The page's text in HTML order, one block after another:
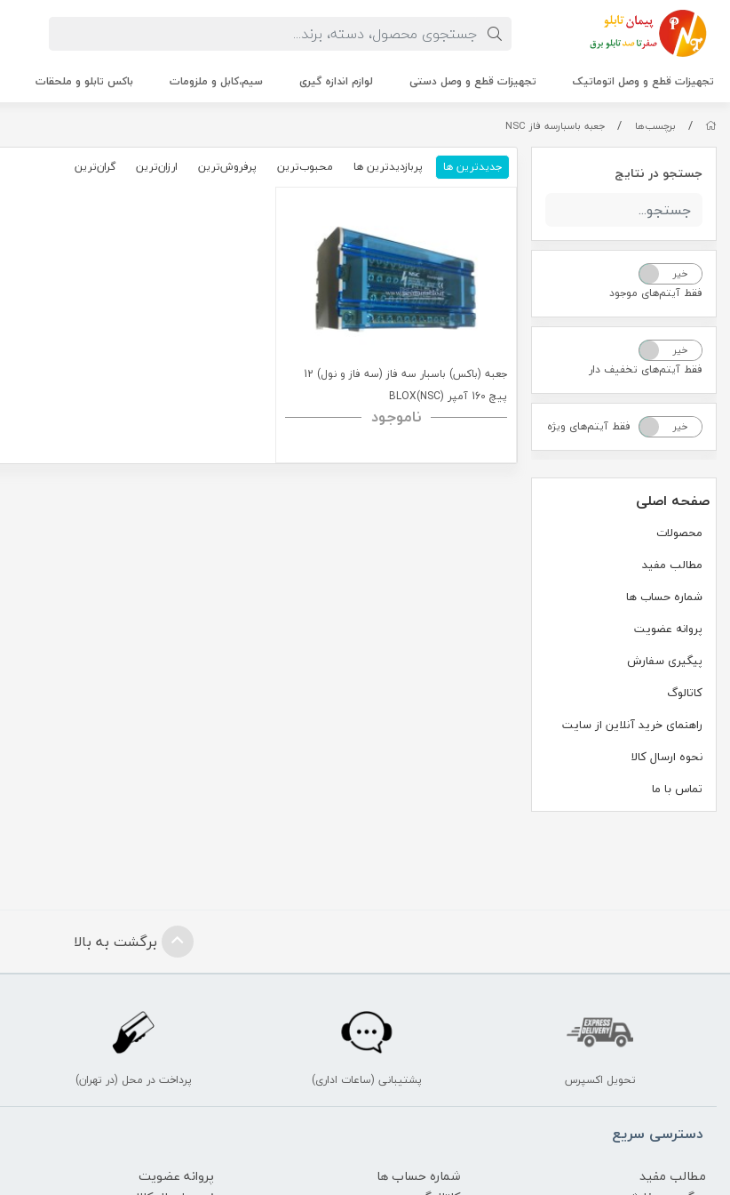
تجهیزات قطع و وصل اتوماتیک تجهیزات قطع و وصل دستی لوازم اندازه گیری سیم،کابل و ملزومات باکس تابلو و ملحقات
/ برچسب‌ها / جعبه باسبارسه فاز NSC
جستجو در نتایج
خیر
فقط آیتم‌های موجود
خیر
فقط آیتم‌های تخفیف دار
بله خیر فقط آیتم‌های ویژه
صفحه اصلی
محصولات
مطالب مفید
شماره حساب ها
پروانه عضویت
پیگیری سفارش
کاتالوگ
راهنمای خرید آنلاین از سایت
نحوه ارسال کالا
تماس با ما
جدیدترین ها پربازدیدترین ها محبوب‌‌ترین پرفروش‌ترین ارزان‌ترین گران‌ترین
جعبه (باکس) باسبار سه فاز (سه فاز و نول) 12
پیچ 160 آمپر BLOX(NSC)
ناموجود
برگشت به بالا
تحویل اکسپرس پشتیبانی (ساعات اداری) پرداخت در محل (در تهران)
دسترسی سریع
مطالب مفید شماره حساب ها
پروانه عضویت